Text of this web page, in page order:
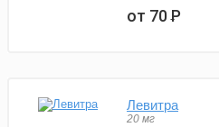
от 70Р
Левитра
20 мг